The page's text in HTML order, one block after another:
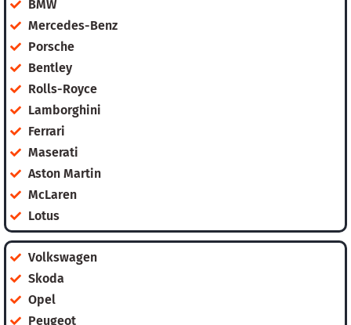
BMW
Mercedes-Benz
Porsche
Bentley
Rolls-Royce
Lamborghini
Ferrari
Maserati
Aston Martin
McLaren
Lotus
Volkswagen
Skoda
Opel
Peugeot